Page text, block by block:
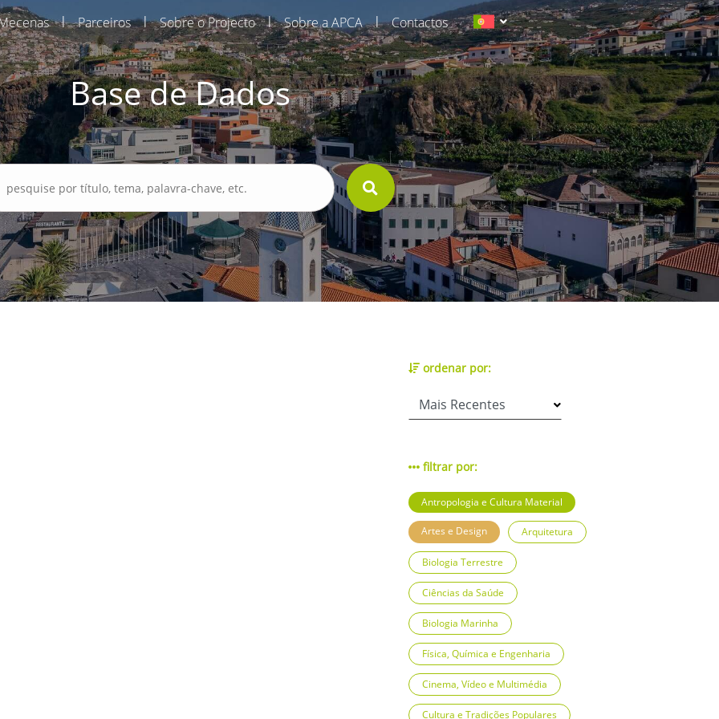
| Parceiros | Sobre o Projecto | Sobre a APCA | Contactos
Base de Dados
ordenar por:
filtrar por:
Antropologia e Cultura Material
Artes e Design Arquitetura
Biologia Terrestre
Ciências da Saúde
Biologia Marinha
Física, Química e Engenharia
Cinema, Vídeo e Multimédia
Cultura e Tradições Populares